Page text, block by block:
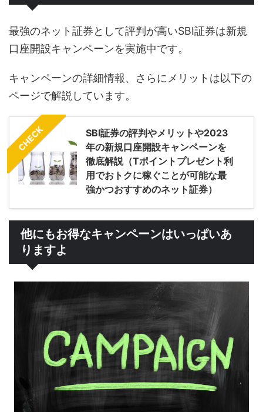
最強のネット証券として評判が高いSBI証券は新規
口座開設キャンペーンを実施中です。
キャンペーンの詳細情報、さらにメリットは以下の
ページで解説しています。
CHECK
SBI証券の評判やメリットや2023
年の新規口座開設キャンペーンを
徹底解説（Tポイントプレゼント利
用でおトクに稼ぐことが可能な最
強かつおすすめのネット証券）
他にもお得なキャンペーンはいっぱいあ
りますよ